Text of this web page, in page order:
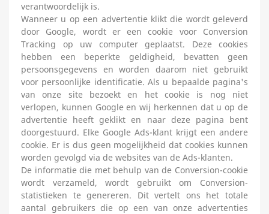
verantwoordelijk is.
Wanneer u op een advertentie klikt die wordt geleverd
door Google, wordt er een cookie voor Conversion
Tracking op uw computer geplaatst. Deze cookies
hebben een beperkte geldigheid, bevatten geen
persoonsgegevens en worden daarom niet gebruikt
voor persoonlijke identificatie. Als u bepaalde pagina's
van onze site bezoekt en het cookie is nog niet
verlopen, kunnen Google en wij herkennen dat u op de
advertentie heeft geklikt en naar deze pagina bent
doorgestuurd. Elke Google Ads-klant krijgt een andere
cookie. Er is dus geen mogelijkheid dat cookies kunnen
worden gevolgd via de websites van de Ads-klanten.
De informatie die met behulp van de Conversion-cookie
wordt verzameld, wordt gebruikt om Conversion-
statistieken te genereren. Dit vertelt ons het totale
aantal gebruikers die op een van onze advertenties